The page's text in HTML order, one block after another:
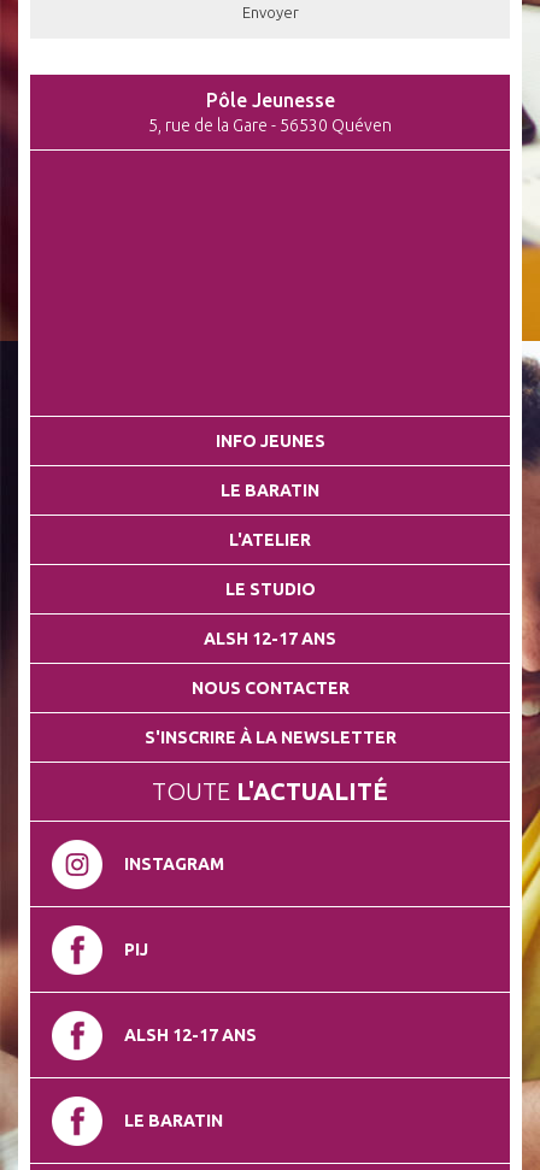
Pôle Jeunesse
5, rue de la Gare - 56530 Quéven
INFO JEUNES
LE BARATIN
L'ATELIER
LE STUDIO
ALSH 12-17 ANS
NOUS CONTACTER
S'INSCRIRE À LA NEWSLETTER
TOUTE L'ACTUALITÉ
INSTAGRAM
PIJ
ALSH 12-17 ANS
LE BARATIN